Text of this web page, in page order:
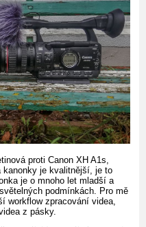
proti Canon XH A1s,
kanonky je kvalitnější, je to
je o mnoho let mladší a
podmínkách. Pro mě
workflow zpracování videa,
z pásky.